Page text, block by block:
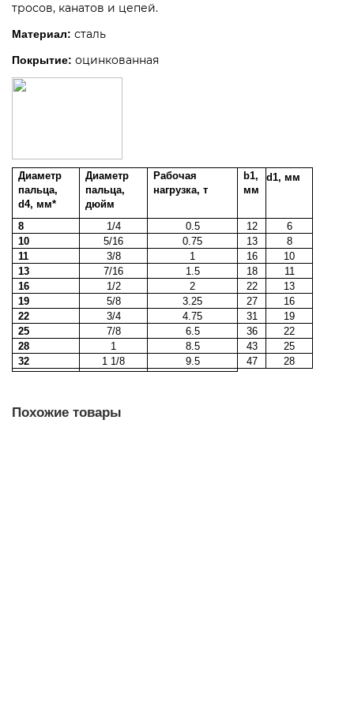
тросов, канатов и цепей.
Материал: сталь
Покрытие: оцинкованная
Диаметр
пальца,
d4, мм*
Диаметр
пальца,
дюйм
Рабочая
нагрузка, т
b1,
мм
d1, мм
8 1/4 0.5 12
6
10
5/16 0.75 13
8
11
3/8 1 16
10
13
7/16 1.5 18
11
16
1/2 2 22
13
19
5/8 3.25 27
16
22
3/4 4.75 31
19
25
7/8 6.5 36
22
28
1 8.5 43
25
32
1 1/8 9.5 47 28
Похожие товары